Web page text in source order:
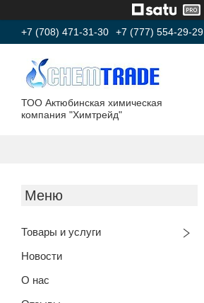
+7 (708) 471-31-30 +7 (777) 554-29-29
ТОО Актюбинская химическая
компания "Химтрейд"
Товары и услуги
Новости
О нас